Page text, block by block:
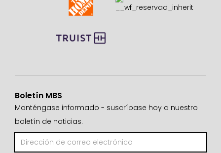
Boletín MBS
Manténgase informado - suscríbase hoy a nuestro
boletín de noticias.